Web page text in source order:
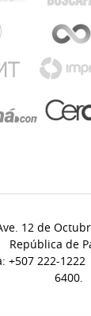
12 de
República de
+507 222-
6400.